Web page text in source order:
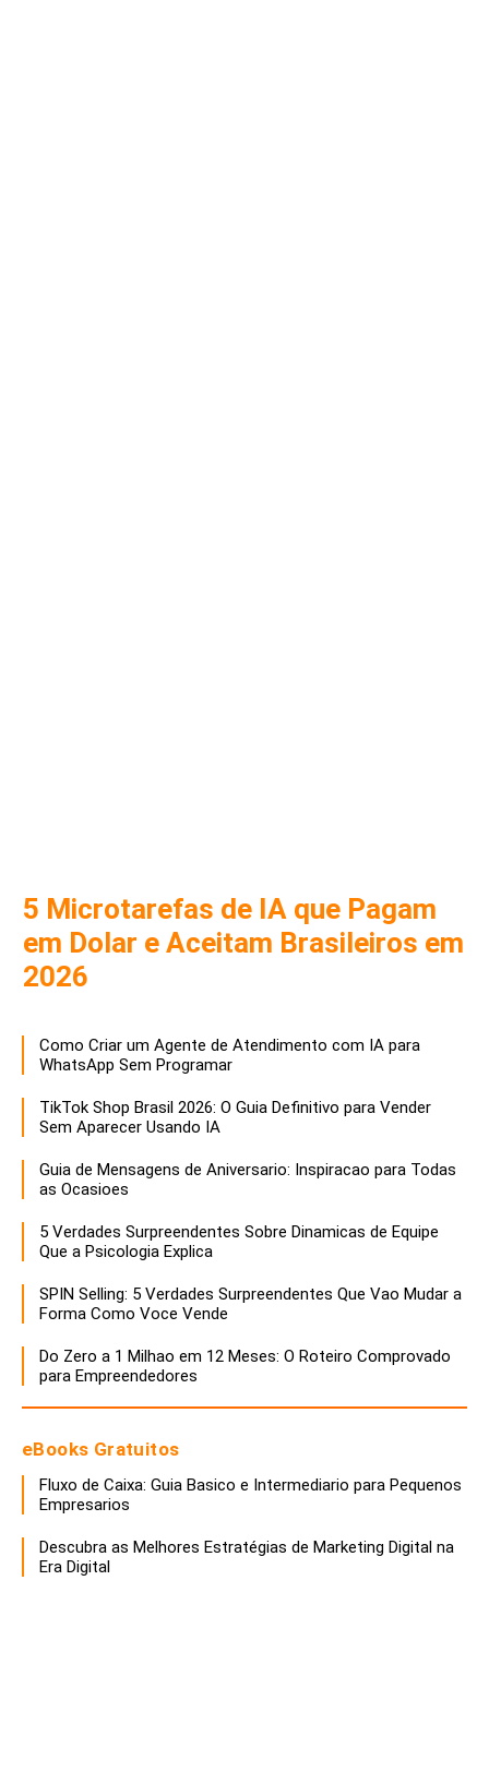
5 Microtarefas de IA que Pagam
em Dolar e Aceitam Brasileiros em
2026
Como Criar um Agente de Atendimento com IA para
WhatsApp Sem Programar
TikTok Shop Brasil 2026: O Guia Definitivo para Vender
Sem Aparecer Usando IA
Guia de Mensagens de Aniversario: Inspiracao para Todas
as Ocasioes
5 Verdades Surpreendentes Sobre Dinamicas de Equipe
Que a Psicologia Explica
SPIN Selling: 5 Verdades Surpreendentes Que Vao Mudar a
Forma Como Voce Vende
Do Zero a 1 Milhao em 12 Meses: O Roteiro Comprovado
para Empreendedores
eBooks Gratuitos
Fluxo de Caixa: Guia Basico e Intermediario para Pequenos
Empresarios
Descubra as Melhores Estratégias de Marketing Digital na
Era Digital